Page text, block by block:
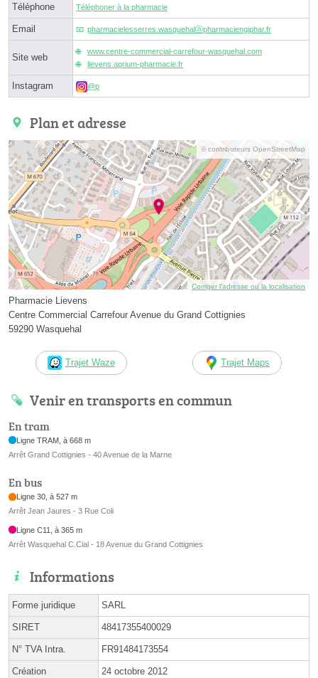
Téléphone Téléphoner à la pharmacie
Email pharmacielesserres.wasquehalⓐpharmaciengiphar.fr
Site web
www.centre-commercial-carrefour-wasquehal.com
lievens.aprium-pharmacie.fr
Instagram @p
Plan et adresse
© contributeurs OpenStreetMap
Corriger l’adresse ou la localisation
Pharmacie Lievens
Centre Commercial Carrefour Avenue du Grand Cottignies
59290 Wasquehal
Trajet Waze Trajet Maps
Venir en transports en commun
En tram
Ligne TRAM, à 668 m
Arrêt Grand Cottignies - 40 Avenue de la Marne
En bus
Ligne 30, à 527 m
Arrêt Jean Jaures - 3 Rue Coli
Ligne C11, à 365 m
Arrêt Wasquehal C.Cial - 18 Avenue du Grand Cottignies
Informations
Forme juridique SARL
SIRET 48417355400029
N° TVA Intra. FR91484173554
Création 24 octobre 2012